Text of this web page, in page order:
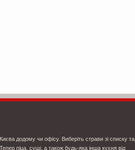
додому чи офісу. Виберіть страви зі списку та
піца, суші, а також будь-яка інша кухня від